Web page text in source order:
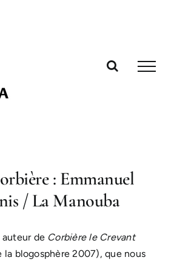
: Emmanuel
/ La Manouba
auteur de Corbière le Crevant
la blogosphère 2007), que nous